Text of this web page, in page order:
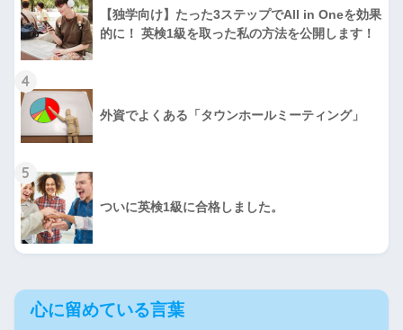
【独学向け】たった3ステップでAll in Oneを効果
的に！ 英検1級を取った私の方法を公開します！
4
外資でよくある「タウンホールミーティング」
5
ついに英検1級に合格しました。
心に留めている言葉